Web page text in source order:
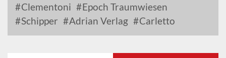
Clementoni
Epoch Traumwiesen
Schipper
Adrian Verlag Carletto